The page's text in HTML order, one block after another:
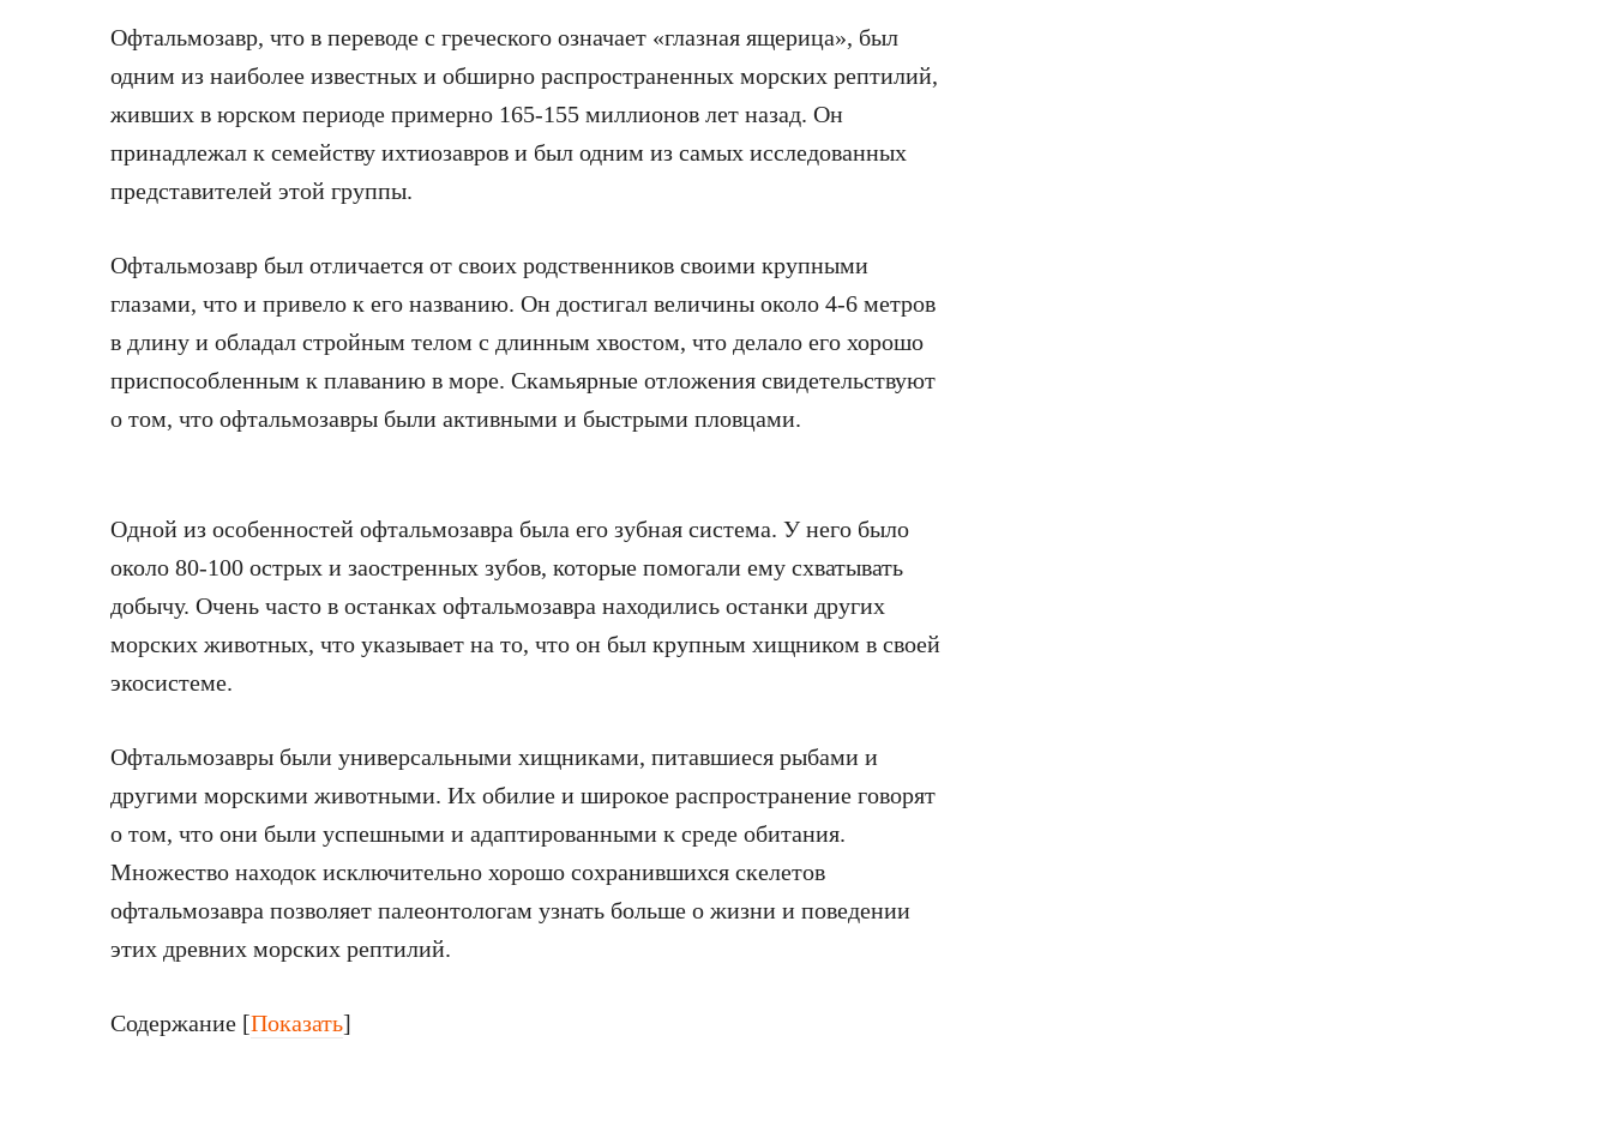
Офтальмозавр, что в переводе с греческого означает «глазная ящерица», был
одним из наиболее известных и обширно распространенных морских рептилий,
живших в юрском периоде примерно 165-155 миллионов лет назад. Он
принадлежал к семейству ихтиозавров и был одним из самых исследованных
представителей этой группы.
Офтальмозавр был отличается от своих родственников своими крупными
глазами, что и привело к его названию. Он достигал величины около 4-6 метров
в длину и обладал стройным телом с длинным хвостом, что делало его хорошо
приспособленным к плаванию в море. Скамьярные отложения свидетельствуют
о том, что офтальмозавры были активными и быстрыми пловцами.
Одной из особенностей офтальмозавра была его зубная система. У него было
около 80-100 острых и заостренных зубов, которые помогали ему схватывать
добычу. Очень часто в останках офтальмозавра находились останки других
морских животных, что указывает на то, что он был крупным хищником в своей
экосистеме.
Офтальмозавры были универсальными хищниками, питавшиеся рыбами и
другими морскими животными. Их обилие и широкое распространение говорят
о том, что они были успешными и адаптированными к среде обитания.
Множество находок исключительно хорошо сохранившихся скелетов
офтальмозавра позволяет палеонтологам узнать больше о жизни и поведении
этих древних морских рептилий.
Содержание [Показать]